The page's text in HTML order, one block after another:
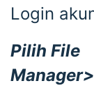
Login
Pilih File